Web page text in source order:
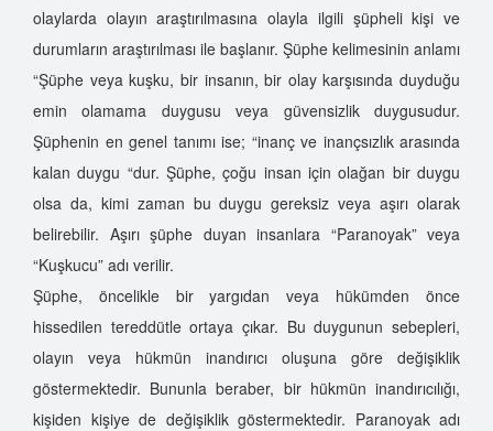
olaylarda olayın araştırılmasına olayla ilgili şüpheli kişi ve
durumların araştırılması ile başlanır. Şüphe kelimesinin anlamı
“Şüphe veya kuşku, bir insanın, bir olay karşısında duyduğu
emin olamama duygusu veya güvensizlik duygusudur.
Şüphenin en genel tanımı ise; “inanç ve inançsızlık arasında
kalan duygu “dur. Şüphe, çoğu insan için olağan bir duygu
olsa da, kimi zaman bu duygu gereksiz veya aşırı olarak
belirebilir. Aşırı şüphe duyan insanlara “Paranoyak” veya
“Kuşkucu” adı verilir.
Şüphe, öncelikle bir yargıdan veya hükümden önce
hissedilen tereddütle ortaya çıkar. Bu duygunun sebepleri,
olayın veya hükmün inandırıcı oluşuna göre değişiklik
göstermektedir. Bununla beraber, bir hükmün inandırıcılığı,
kişiden kişiye de değişiklik göstermektedir. Paranoyak adı